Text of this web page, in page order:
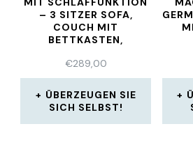
– 3 SITZER SOFA,
COUCH MIT
BETTKASTEN,
€289,00
ÜBERZEUGEN SIE
SICH SELBST!